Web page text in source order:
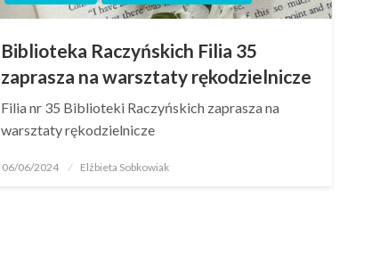
Biblioteka Raczyńskich Filia 35
zaprasza na warsztaty rękodzielnicze
Filia nr 35 Biblioteki Raczyńskich zaprasza na
warsztaty rękodzielnicze
06/06/2024 Elżbieta Sobkowiak